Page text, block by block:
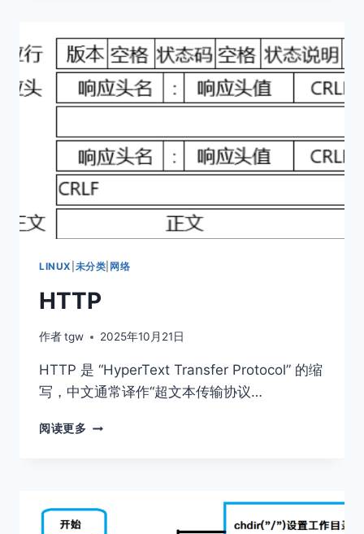
LINUX 未分类 网络
HTTP
作者tgw 2025年10月21日
HTTP 是 “HyperText Transfer Protocol” 的缩
写，中文通常译作“超文本传输协议…
阅读更多 HTTP